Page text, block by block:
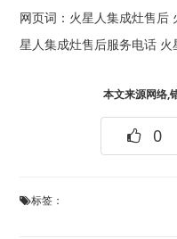
网页词： 火星人集成灶售后
星人集成灶售后服务电话 火
本文来源网络,
0
标签：